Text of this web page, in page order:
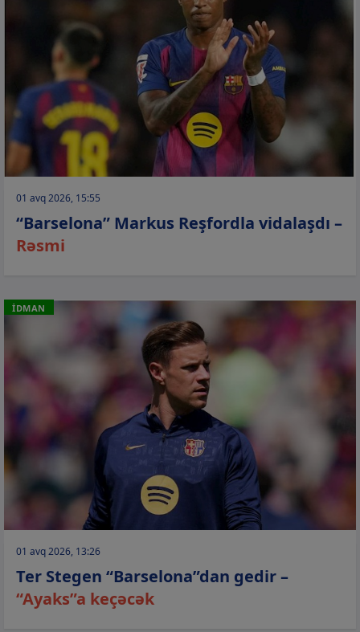
01 avq 2026, 15:55
“Barselona” Markus Reşfordla vidalaşdı –
Rəsmi
İDMAN
01 avq 2026, 13:26
Ter Stegen “Barselona”dan gedir –
“Ayaks”a keçəcək